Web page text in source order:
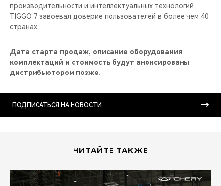
производительности и интеллектуальных технологий
TIGGO 7 завоевал доверие пользователей в более чем 40
странах.
Дата старта продаж, описание оборудования
комплектаций и стоимость будут анонсированы
дистрибьютором позже.
ПОДПИСАТЬСЯ НА НОВОСТИ
ЧИТАЙТЕ ТАКЖЕ